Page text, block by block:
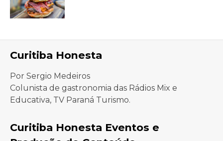
Curitiba Honesta
Por Sergio Medeiros
Colunista de gastronomia das Rádios Mix e
Educativa, TV Paraná Turismo.
Curitiba Honesta Eventos e